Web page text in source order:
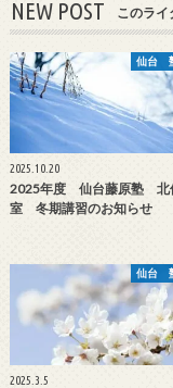
NEW POST このライ
仙台
2025.10.20
2025年度 仙台藤原塾 北
室 冬期講習のお知らせ
仙台
2025.3.5